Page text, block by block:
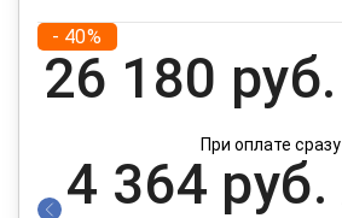
- 40%
26 180 руб.
При оплате сразу
4 364 руб.